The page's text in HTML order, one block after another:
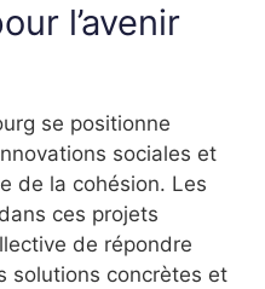
l’avenir
se positionne
sociales et
de la cohésion. Les
ces projets
de répondre
solutions concrètes et